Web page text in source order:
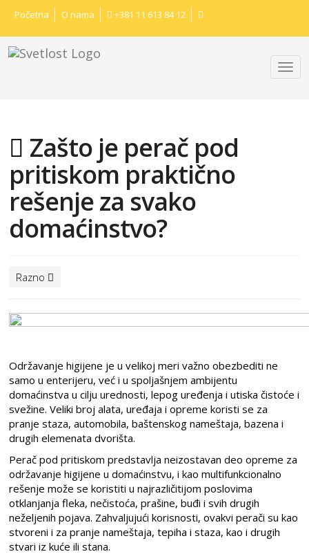
Početna O nama +381 11 613 84 12
Zašto je perač pod
pritiskom praktično
rešenje za svako
domaćinstvo?
Razno
Održavanje higijene je u velikoj meri važno obezbediti ne
samo u enterijeru, već i u spoljašnjem ambijentu
domaćinstva u cilju urednosti, lepog uređenja i utiska čistoće i
svežine. Veliki broj alata, uređaja i opreme koristi se za
pranje staza, automobila, baštenskog nameštaja, bazena i
drugih elemenata dvorišta.
Perač pod pritiskom predstavlja neizostavan deo opreme za
održavanje higijene u domaćinstvu, i kao multifunkcionalno
rešenje može se koristiti u najrazličitijom poslovima
otklanjanja fleka, nečistoća, prašine, buđi i svih drugih
neželjenih pojava. Zahvaljujući korisnosti, ovakvi perači su kao
stvoreni i za pranje nameštaja, tepiha i staza, kao i drugih
stvari iz kuće ili stana.